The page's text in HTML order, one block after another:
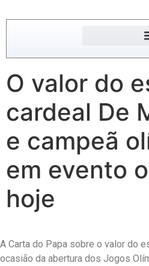
O valor do
cardeal De
e campeã
em evento
hoje
A Carta do Papa sobre o valor do
ocasião da abertura dos Jogos